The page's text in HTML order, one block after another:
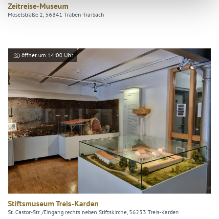
Zeitreise-Museum
Moselstraße 2, 56841 Traben-Trarbach
öffnet um 14:00 Uhr
Stiftsmuseum Treis-Karden
St. Castor-Str. /Eingang rechts neben Stiftskirche, 56253 Treis-Karden